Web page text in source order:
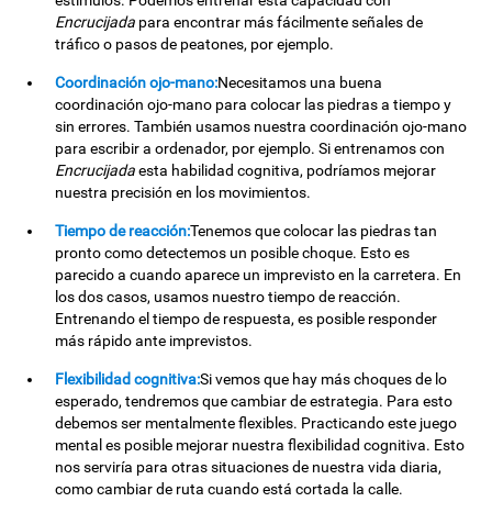
Encrucijada para encontrar más fácilmente señales de
tráfico o pasos de peatones, por ejemplo.
Coordinación ojo-mano:Necesitamos una buena
coordinación ojo-mano para colocar las piedras a tiempo y
sin errores. También usamos nuestra coordinación ojo-mano
para escribir a ordenador, por ejemplo. Si entrenamos con
Encrucijadaesta habilidad cognitiva, podríamos mejorar
nuestra precisión en los movimientos.
Tiempo de reacción:Tenemos que colocar las piedras tan
pronto como detectemos un posible choque. Esto es
parecido a cuando aparece un imprevisto en la carretera. En
los dos casos, usamos nuestro tiempo de reacción.
Entrenando el tiempo de respuesta, es posible responder
más rápido ante imprevistos.
Flexibilidad cognitiva:Si vemos que hay más choques de lo
esperado, tendremos que cambiar de estrategia. Para esto
debemos ser mentalmente flexibles. Practicando este juego
mental es posible mejorar nuestra flexibilidad cognitiva. Esto
nos serviría para otras situaciones de nuestra vida diaria,
como cambiar de ruta cuando está cortada la calle.